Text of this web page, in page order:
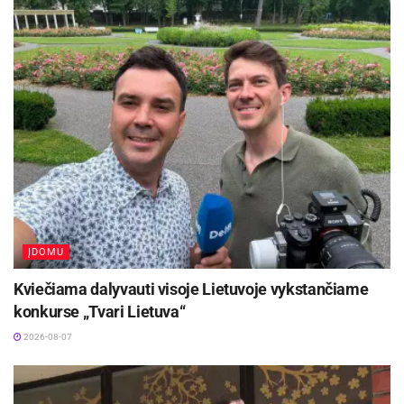
buvo 1,826 Eur/l.
SND kainosdegalinėse penktadienio rytą svyravo
nuo 0,79 Eur/l iki 0,999 Eur/l, o vidutinė SND
kaina buvo 0,911 Eur/l, t. y. 0,2 proc. mažesnė
nei ketvirtadienį (gegužės 7 d.), kai buvo 0,913
Eur/l.
Aktualios naujienos
Kaune – nemokamos vasaros stovyklos vaikams
2026-08-07
Europos sveikatos draudimo kortelę gali pakeisti
ĮDOMU
Kviečiama dalyvauti visoje Lietuvoje vykstančiame
konkurse „Tvari Lietuva“
2026-08-07